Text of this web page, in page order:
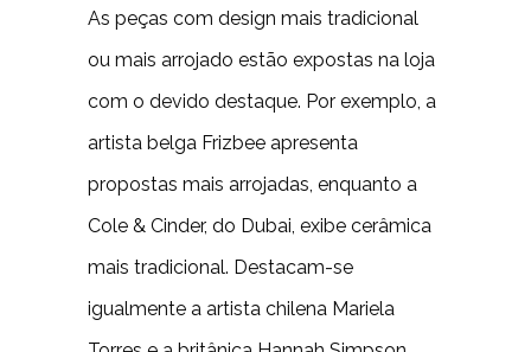
As peças com design mais tradicional
ou mais arrojado estão expostas na loja
com o devido destaque. Por exemplo, a
artista belga Frizbee apresenta
propostas mais arrojadas, enquanto a
Cole & Cinder, do Dubai, exibe cerâmica
mais tradicional. Destacam-se
igualmente a artista chilena Mariela